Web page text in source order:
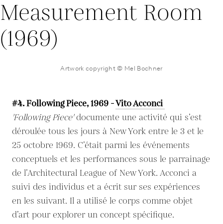
Artwork copyright © Mel Bochner
#4. Following Piece, 1969 -Vito Acconci
'Following Piece'documente une activité qui s’est
déroulée tous les jours à New York entre le 3 et le
25 octobre 1969. C’était parmi les événements
conceptuels et les performances sous le parrainage
de l’Architectural League of New York. Acconci a
suivi des individus et a écrit sur ses expériences
en les suivant. Il a utilisé le corps comme objet
d’art pour explorer un concept spécifique.